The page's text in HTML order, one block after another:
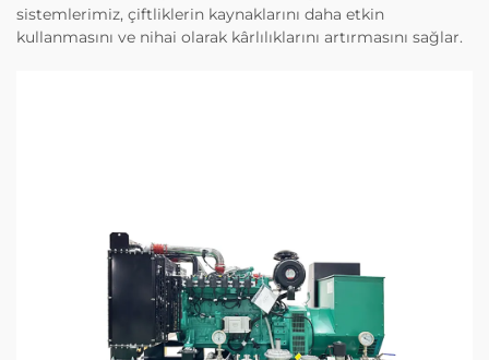
sistemlerimiz, çiftliklerin kaynaklarını daha etkin
kullanmasını ve nihai olarak kârlılıklarını artırmasını sağlar.